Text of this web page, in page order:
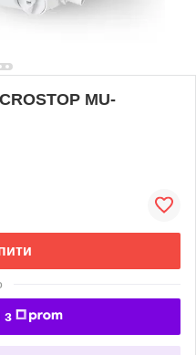
MU-
з